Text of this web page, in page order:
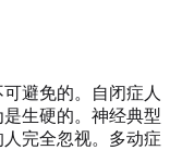
避免的。自闭症人
生硬的。神经典型
完全忽视。多动症